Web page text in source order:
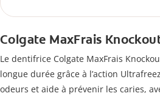
Colgate MaxFrais
Le dentifrice Colgate MaxFrais
longue durée grâce à l’action
odeurs et aide à prévenir les caries,